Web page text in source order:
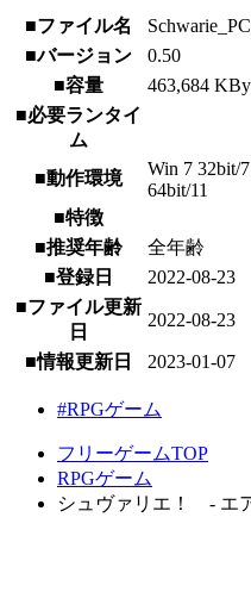
■ファイル名
■バージョン
0.50
■容量
463,684
■必要ランタイ
ム
■動作環境
Win 7 32bit/
64bit/11
■特徴
■推奨年齢
全年齢
■登録日
2022-08-23
■ファイル更新
日
2022-08-23
■情報更新日 2023-01-07
#RPGゲーム
フリーゲームTOP
RPGゲーム
シュヴァリエ！ - エ